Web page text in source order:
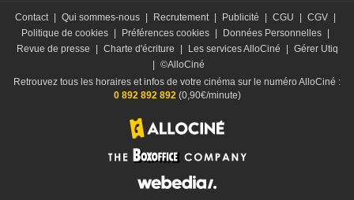
Contact | Qui sommes-nous | Recrutement | Publicité | CGU | CGV |
Politique de cookies | Préférences cookies | Données Personnelles |
Revue de presse
| Charte d'écriture | Les services AlloCiné | Gérer Utiq
| ©AlloCiné
Retrouvez tous les horaires et infos de votre cinéma sur le numéro AlloCiné :
0 892 892 892 (0,90€/minute)